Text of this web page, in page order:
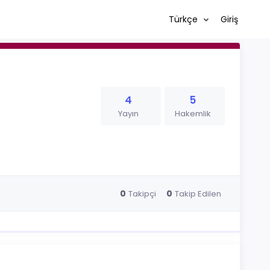
Türkçe Giriş
4
Yayın
5
Hakemlik
0 Takipçi 0 Takip Edilen